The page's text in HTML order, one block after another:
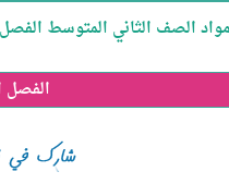
الصف الثاني المتوسط الفصل
الفصل